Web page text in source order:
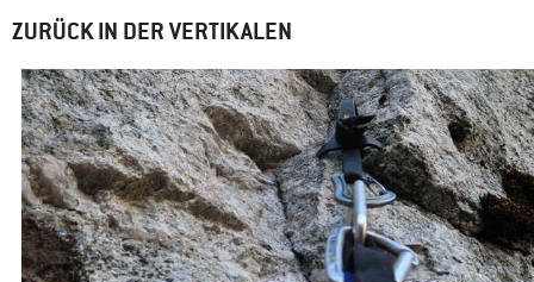
ZURÜCK IN DER VERTIKALEN